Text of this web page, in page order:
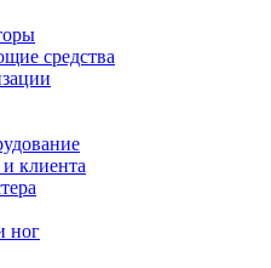
средства
клиента
ног